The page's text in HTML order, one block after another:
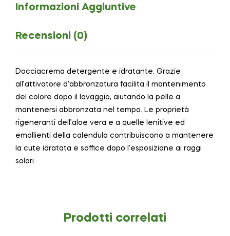
Informazioni Aggiuntive
Recensioni (0)
Docciacrema detergente e idratante. Grazie
all’attivatore d’abbronzatura facilita il mantenimento
del colore dopo il lavaggio, aiutando la pelle a
mantenersi abbronzata nel tempo. Le proprietà
rigeneranti dell’aloe vera e a quelle lenitive ed
emollienti della calendula contribuiscono a mantenere
la cute idratata e soffice dopo l’esposizione ai raggi
solari.
Prodotti correlati